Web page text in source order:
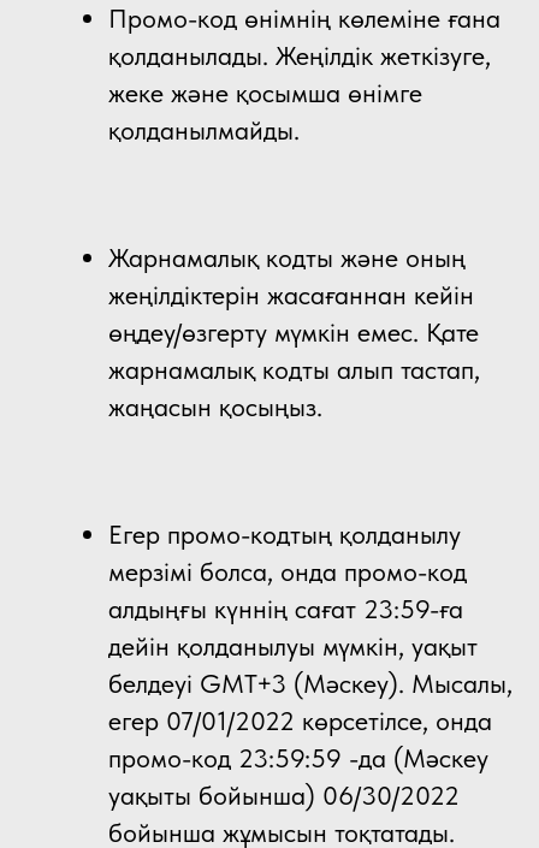
Промо-код өнімнің көлеміне ғана
қолданылады. Жеңілдік жеткізуге,
жеке және қосымша өнімге
қолданылмайды.
Жарнамалық кодты және оның
жеңілдіктерін жасағаннан кейін
өңдеу/өзгерту мүмкін емес. Қате
жарнамалық кодты алып тастап,
жаңасын қосыңыз.
Егер промо-кодтың қолданылу
мерзімі болса, онда промо-код
алдыңғы күннің сағат 23:59-ға
дейін қолданылуы мүмкін, уақыт
белдеуі GMT+3 (Мәскеу). Мысалы,
егер 07/01/2022 көрсетілсе, онда
промо-код 23:59:59 -да (Мәскеу
уақыты бойынша) 06/30/2022
бойынша жұмысын тоқтатады.